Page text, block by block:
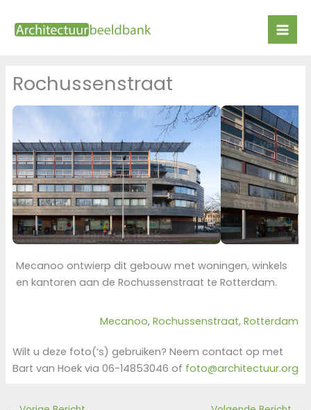
naar
Rochussenstraat
Mecanoo ontwierp dit gebouw met woningen, winkels
en kantoren aan de Rochussenstraat te Rotterdam.
Mecanoo, Rochussenstraat, Rotterdam
Wilt u deze foto(‘s) gebruiken? Neem contact op met
Bart van Hoek via 06-14853046 of foto@architectuur.org